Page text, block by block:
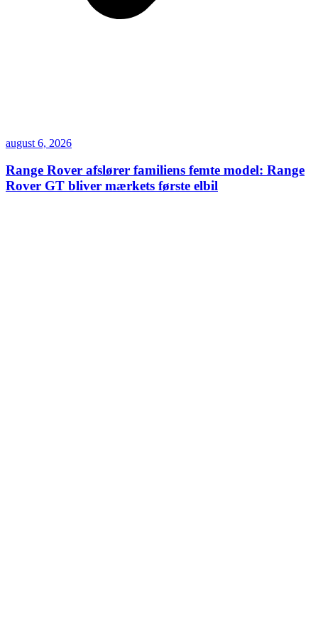
august 6, 2026
Range Rover afslører familiens femte model: Range
Rover GT bliver mærkets første elbil